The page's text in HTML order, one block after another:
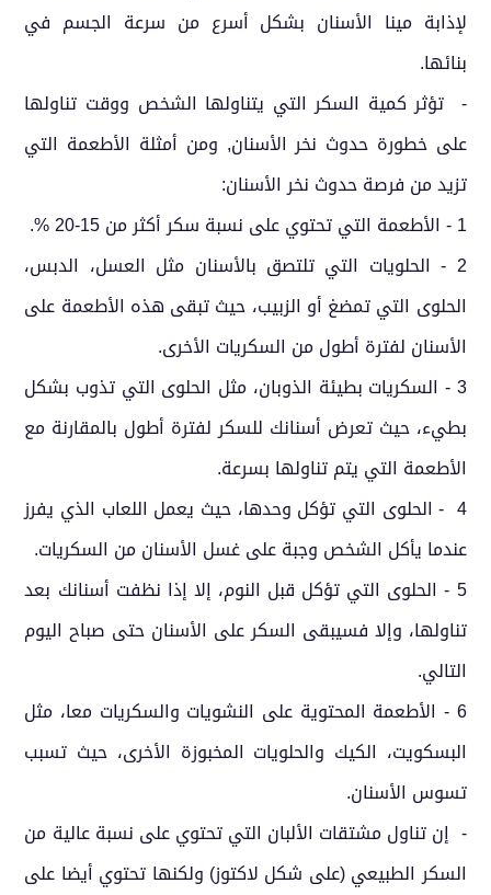
لإذابة مينا الأسنان بشكل أسرع من سرعة الجسم في
بنائها.
- تؤثر كمية السكر التي يتناولها الشخص ووقت تناولها
على خطورة حدوث نخر الأسنان, ومن أمثلة الأطعمة التي
تزيد من فرصة حدوث نخر الأسنان:
1 - الأطعمة التي تحتوي على نسبة سكر أكثر من 15-20 %.
2 - الحلويات التي تلتصق بالأسنان مثل العسل، الدبس،
الحلوى التي تمضغ أو الزبيب، حيث تبقى هذه الأطعمة على
الأسنان لفترة أطول من السكريات الأخرى.
3 - السكريات بطيئة الذوبان، مثل الحلوى التي تذوب بشكل
بطيء، حيث تعرض أسنانك للسكر لفترة أطول بالمقارنة مع
الأطعمة التي يتم تناولها بسرعة.
4 - الحلوى التي تؤكل وحدها، حيث يعمل اللعاب الذي يفرز
عندما يأكل الشخص وجبة على غسل الأسنان من السكريات.
5 - الحلوى التي تؤكل قبل النوم، إلا إذا نظفت أسنانك بعد
تناولها، وإلا فسيبقى السكر على الأسنان حتى صباح اليوم
التالي.
6 - الأطعمة المحتوية على النشويات والسكريات معا، مثل
البسكويت، الكيك والحلويات المخبوزة الأخرى، حيث تسبب
تسوس الأسنان.
- إن تناول مشتقات الألبان التي تحتوي على نسبة عالية من
السكر الطبيعي (على شكل لاكتوز) ولكنها تحتوي أيضا على